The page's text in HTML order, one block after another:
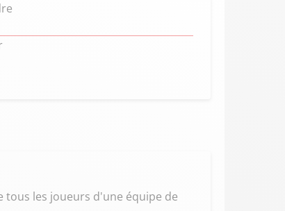
les joueurs d'une équipe de